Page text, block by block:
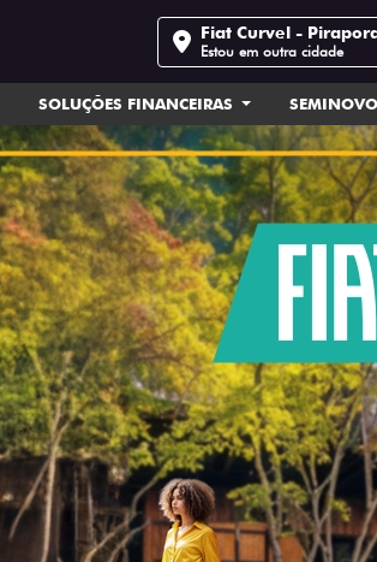
Fiat Curvel -
Estou em outra cidade
SOLUÇÕES FINANCEIRAS